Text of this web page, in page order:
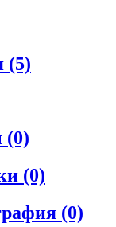
(5)
(0)
(0)
(0)